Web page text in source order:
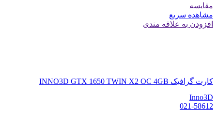
مقایسه
مشاهده سریع
افزودن به علاقه مندی
کارت گرافیک INNO3D GTX 1650 TWIN X2 OC 4GB
Inno3D
021-58612